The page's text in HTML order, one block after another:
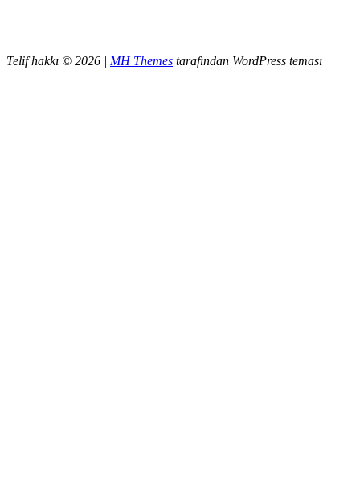
Telif hakkı © 2026 | MH Themes tarafından WordPress teması